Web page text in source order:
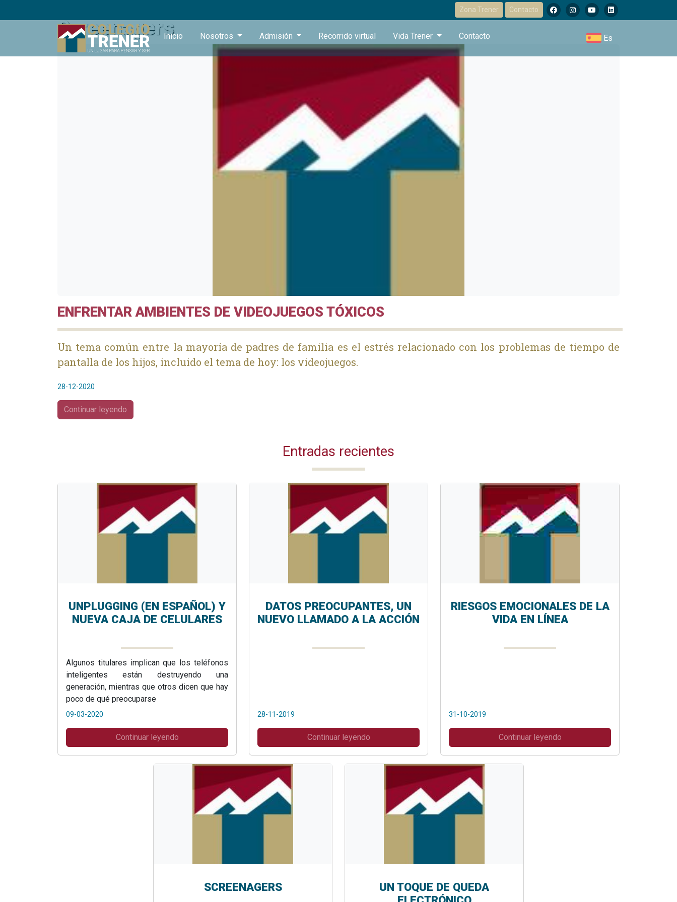
Zona Trener Contacto
Inicio Nosotros Admisión Recorrido virtual Vida Trener Contacto Es
Screenagers
ENFRENTAR AMBIENTES DE VIDEOJUEGOS TÓXICOS
Un tema común entre la mayoría de padres de familia es el estrés relacionado con los problemas de tiempo de
pantalla de los hijos, incluido el tema de hoy: los videojuegos.
28-12-2020
Continuar leyendo
Entradas recientes
UNPLUGGING (EN ESPAÑOL) Y
NUEVA CAJA DE CELULARES
Algunos titulares implican que los teléfonos
inteligentes están destruyendo una
generación, mientras que otros dicen que hay
poco de qué preocuparse
09-03-2020
Continuar leyendo
DATOS PREOCUPANTES, UN
NUEVO LLAMADO A LA ACCIÓN
28-11-2019
Continuar leyendo
RIESGOS EMOCIONALES DE LA
VIDA EN LÍNEA
31-10-2019
Continuar leyendo
SCREENAGERS
UN TOQUE DE QUEDA